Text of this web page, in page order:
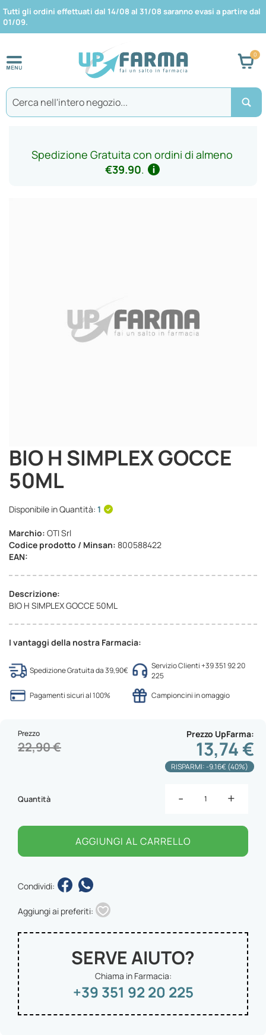
Tutti gli ordini effettuati dal 14/08 al 31/08 saranno evasi a partire dal
01/09.
Spedizione Gratuita con ordini di almeno
€39.90.
BIO H SIMPLEX GOCCE
50ML
Disponibile in Quantità: 1
Marchio: OTI Srl
Codice prodotto / Minsan: 800588422
EAN:
Descrizione:
BIO H SIMPLEX GOCCE 50ML
I vantaggi della nostra Farmacia:
Spedizione Gratuita da 39,90€
Servizio Clienti +39 351 92 20
225
Pagamenti sicuri al 100%
Campioncini in omaggio
Prezzo UpFarma
13,74 €
Prezzo
22,90 €
RISPARMI: -9.16€ (40%)
Quantità - +
AGGIUNGI AL CARRELLO
Condividi:
Aggiungi ai preferiti:
SERVE AIUTO?
Chiama in Farmacia:
+39 351 92 20 225
Vai
all'inizio
della
galleria
immagini